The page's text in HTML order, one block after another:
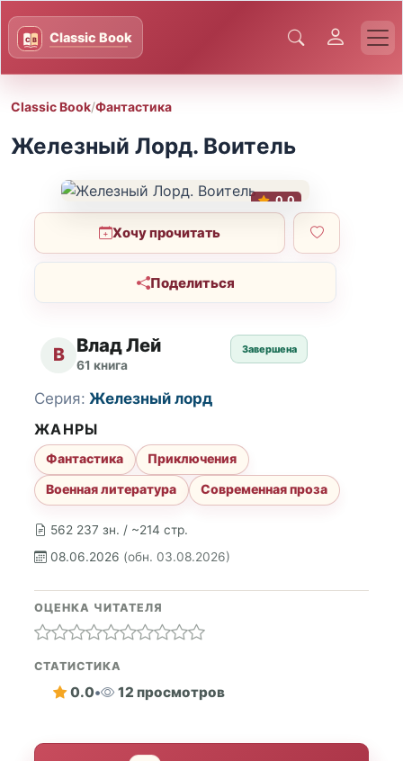
Classic Book/Фантастика
Железный Лорд. Воитель
0.0
Хочу прочитать
Поделиться
В Влад Лей
61 книга
Завершена
562 237 зн. / ~214 стр.
08.06.2026 (обн. 03.08.2026)
Серия: Железный лорд
ЖАНРЫ
Фантастика
Приключения
Военная литература
Современная проза
ОЦЕНКА ЧИТАТЕЛЯ
СТАТИСТИКА
0.0• 12 просмотров